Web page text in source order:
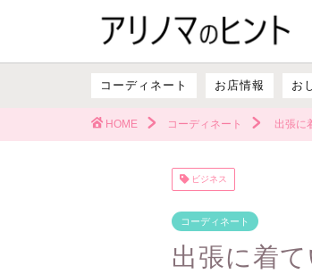
コーディネート お店情報 お
HOME コーディネート 出張に
ビジネス
コーディネート
出張に着